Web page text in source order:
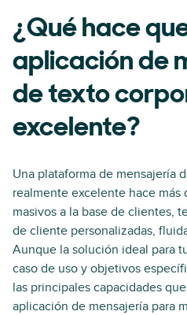
¿Qué hace
aplicación de
de texto
excelente?
Una plataforma de mensajería
realmente excelente hace más
masivos a la base de clientes,
de cliente personalizadas,
Aunque la solución ideal para
caso de uso y objetivos
las principales capacidades
aplicación de mensajería para